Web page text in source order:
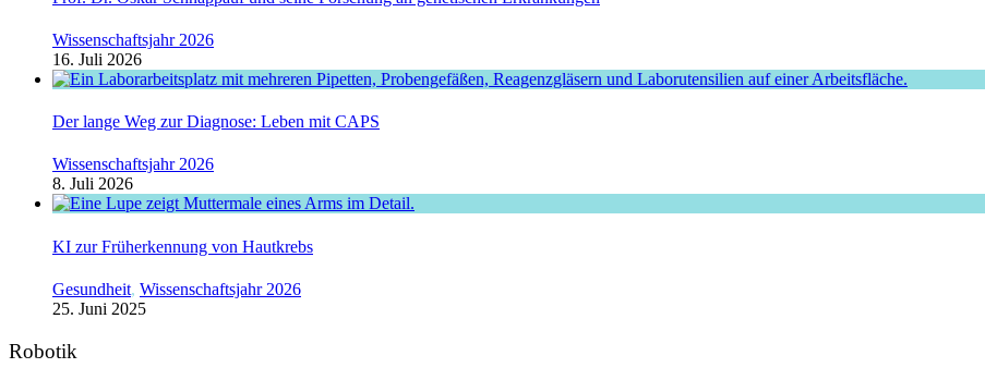
Wissenschaftsjahr 2026
16. Juli 2026
Der lange Weg zur Diagnose: Leben mit CAPS
Wissenschaftsjahr 2026
8. Juli 2026
KI zur Früherkennung von Hautkrebs
Gesundheit, Wissenschaftsjahr 2026
25. Juni 2025
Robotik